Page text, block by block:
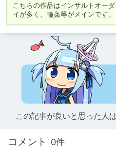
こちらの作品はインサルトオー
イが多く、輪姦等がメインです。
この記事が良いと思った人
コメント 0件